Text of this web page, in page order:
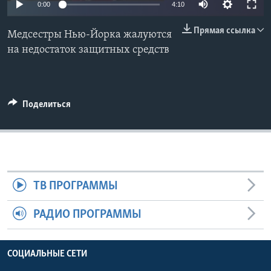
СОЦИАЛЬНЫЕ СЕТИ
Языки
0:00 4:10
Прямая ссылка
Медсестры Нью-Йорка жалуются
на недостаток защитных средств
Поделиться
ТВ ПРОГРАММЫ
РАДИО ПРОГРАММЫ
СОЦИАЛЬНЫЕ СЕТИ